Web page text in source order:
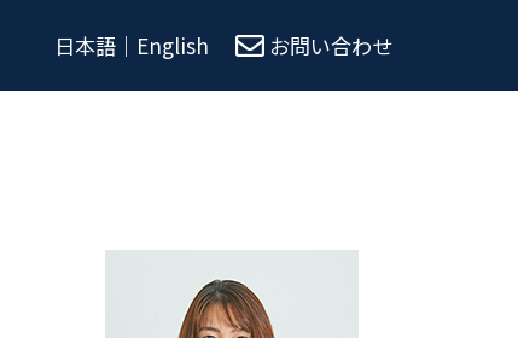
日本語 ｜ English お問い合わせ